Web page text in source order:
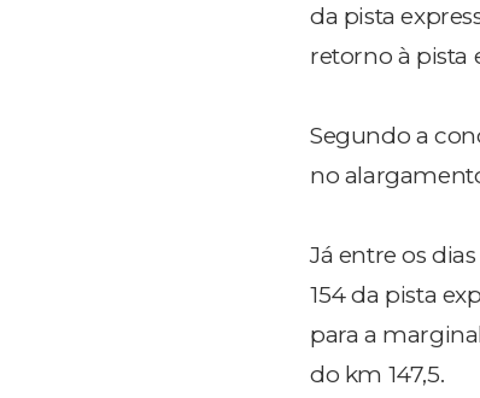
da pista
retorno à pista
Segundo a
no
Já entre os
154 da pista
para a
do km 147,5.